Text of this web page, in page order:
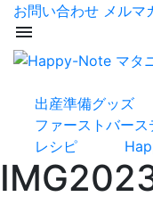
お問い合わせ メルマ
menu
出産準備グッズ
ファーストバース
レシピ